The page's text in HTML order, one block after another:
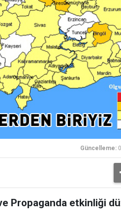
Güncelleme:
Propaganda etkinliği